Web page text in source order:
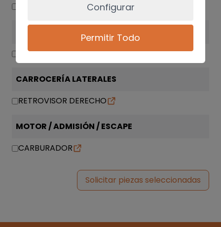
BOBINA ENCENDIDO
FARO DERECHO
CARROCERÍA LATERALES
RETROVISOR DERECHO
MOTOR / ADMISIÓN / ESCAPE
CARBURADOR
Solicitar piezas seleccionadas
Configurar
Permitir Todo